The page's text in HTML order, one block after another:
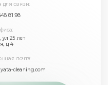
для связи:
81 98
ул 25 лет
д 4
почта:
cleaning.com